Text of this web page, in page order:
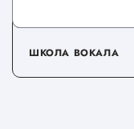
ШКОЛА ВОКАЛА